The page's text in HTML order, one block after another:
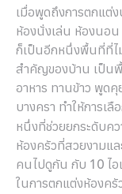
เมื่อพูดถึงการตกแต่
ห้องนั่งเล่น ห้องนอ
ก็เป็นอีกหนึ่งพื้นที่ที่ไ
สำคัญของบ้าน เป็น
อาหาร ทานข้าว พูด
บางครา ทำให้การเลื
หนึ่งที่ช่วยยกระดับค
ห้องครัวที่สวยงามแ
คนไปดูกัน กับ 10 ไ
ในการตกแต่งห้องค